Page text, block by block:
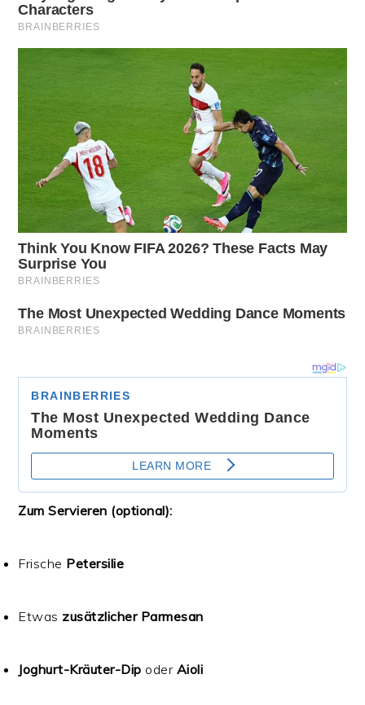
Zum Servieren (optional):
Frische Petersilie
Etwas zusätzlicher Parmesan
Joghurt-Kräuter-Dip oder Aioli